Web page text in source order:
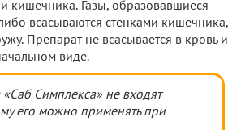
кишечника. Газы, образовавшиеся
всасываются стенками кишечника,
Препарат не всасывается в кровь и
виде.
«Саб Симплекса» не входят
его можно применять при